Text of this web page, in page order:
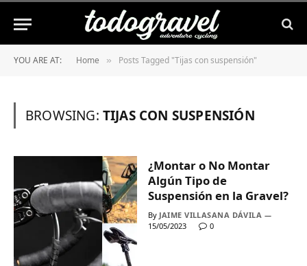
YOU ARE AT: Home » Posts Tagged "Tijas con suspensión"
BROWSING: TIJAS CON SUSPENSIÓN
¿Montar o No Montar
Algún Tipo de
Suspensión en la Gravel?
By JAIME VILLASANA DÁVILA
15/05/2023
0